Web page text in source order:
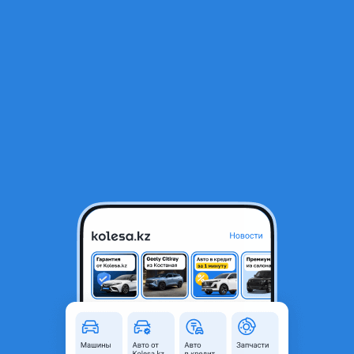
Блок цилиндров 7N6550 — в наличии Caterpillar Shantui с
двигателем C6121
995 000 ₸